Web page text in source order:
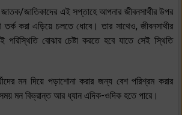
জাতিকাদের এই সপ্তাহে আপনার জীবনসাথীর উপর
তর্ক করা এড়িয়ে চলতে ধোবে। তার সাথেও, জীবনসাথীর
বোঝার চেষ্টা করতে হবে যাতে সেই স্থিতি
মন দিয়ে পড়াশোনা করার জন্য বেশ পরিশ্রম করার
মন বিভ্রান্ত আর ধ্যান এদিক-ওদিক হতে পারে।